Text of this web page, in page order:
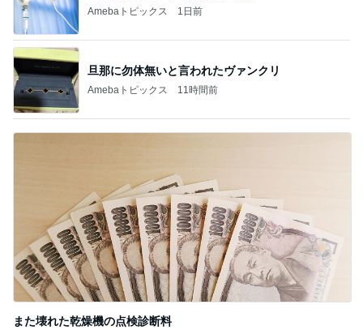
Amebaトピックス 1日前
旦那に勿体無いと言われたヴァンクリ
Amebaトピックス 11時間前
また壊れた乾燥機の点検診断料